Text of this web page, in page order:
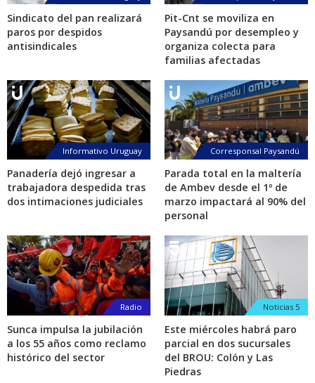
Sindicato del pan realizará
paros por despidos
antisindicales
Pit-Cnt se moviliza en
Paysandú por desempleo y
organiza colecta para
familias afectadas
Informativo Uruguay
Panadería dejó ingresar a
trabajadora despedida tras
dos intimaciones judiciales
Corresponsal Paysandú
Parada total en la maltería
de Ambev desde el 1º de
marzo impactará al 90% del
personal
Radio
Sunca impulsa la jubilación
a los 55 años como reclamo
histórico del sector
Noticias 5
Este miércoles habrá paro
parcial en dos sucursales
del BROU: Colón y Las
Piedras